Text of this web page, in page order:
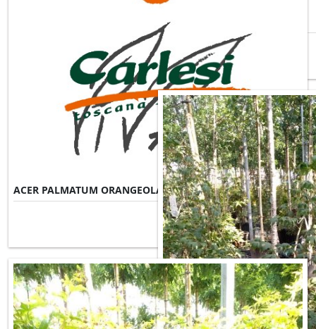
ACER PALMATUM FIREGLOW
ACER PALMATUM ORANGEOLA
Misure Disponibili ►